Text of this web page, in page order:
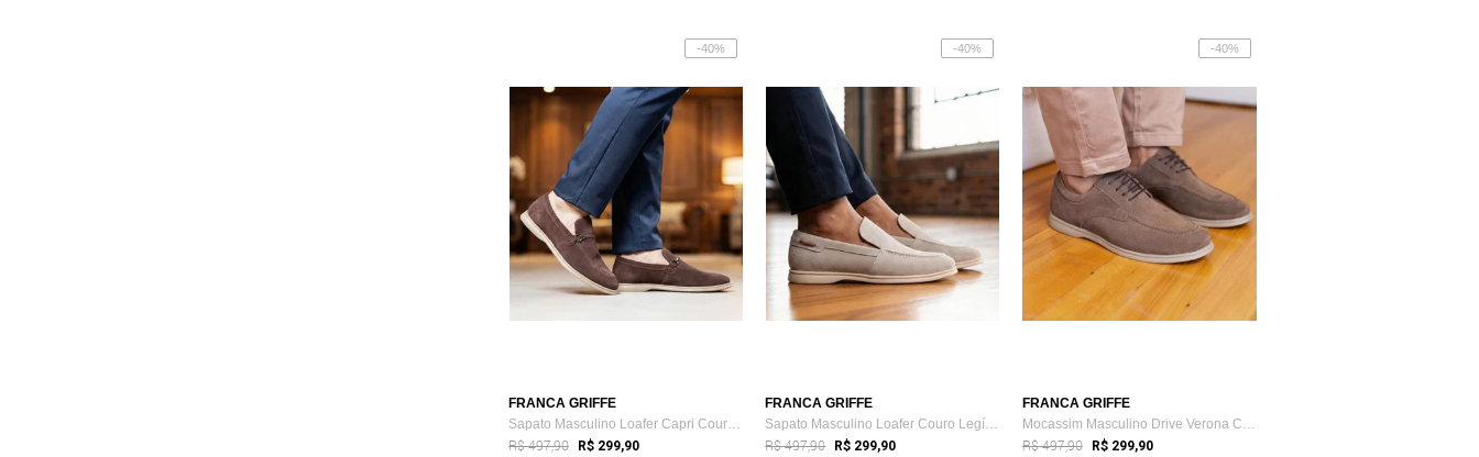
-40%
FRANCA GRIFFE
Sapato Masculino Loafer Capri Couro Genu...
R$ 497,90 R$ 299,90
-40%
FRANCA GRIFFE
Sapato Masculino Loafer Couro Legítimo Z...
R$ 497,90 R$ 299,90
-40%
FRANCA GRIFFE
Mocassim Masculino Drive Verona Couro Le...
R$ 497,90 R$ 299,90